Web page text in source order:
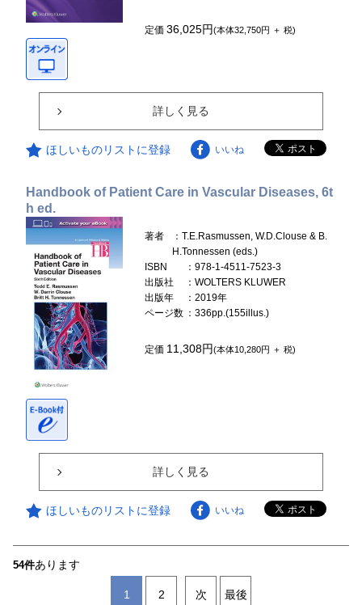
定価36,025円(本体32,750円 ＋ 税)
詳しく見る
ほしいものリストに登録 いいね
Handbook of Patient Care in Vascular Diseases, 6t
h ed.
著者
：T.E.Rasmussen, W.D.Clouse & B.
H.Tonnessen (eds.)
ISBN
：978-1-4511-7523-3
出版社
：WOLTERS KLUWER
出版年
：2019年
ページ数 ：336pp.(155illus.)
定価 11,308円(本体10,280円 ＋ 税)
詳しく見る
ほしいものリストに登録 いいね
54件あります
1 2 次 最後